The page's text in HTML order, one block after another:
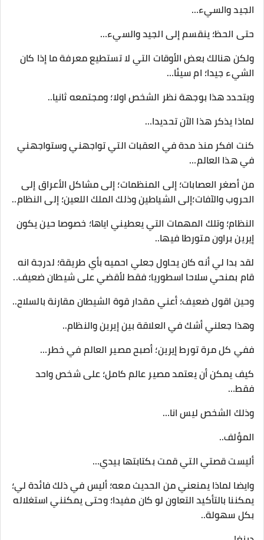
الجيد والسيء…
حتى الحظ؛ ينقسم إلى الجيد والسيء…
ولكن هنالك بعض الأوقات التي لا تستطيع معرفة ما إذا كان
الشيء جيدا؛ ام سيئا…
ويتحدد هذا بوجهة نظر الشخص اولا؛ ومجتمعه ثانيا..
لماذا يذكر هذا الآن تحديدا…
كنت افكر منذ مدة في العقبات التي تواجهني وستواجهني
في هذا العالم…
من أصغر العصابات؛ إلى المنظمات؛ إلى مشاكل الأعراق إلى
الحروب والآفات؛إلى الشياطين وذلك الملك اللعين؛ إلى النظام..
النظام؛ وتلك المهمات التي يعطيني اياها؛ خصوصا حين يكون
إيرين براون متورطا فيها..
لقد بدا لي أنه كان يحاول جعلي احميه بأي طريقة؛ لدرجة انه
قام بمنحي سلاحا اسطوريا؛ فقط لأقضي على شيطان ضعيف..
وحين اقول ضعيف؛ أعني مقدار قوة الشيطان مقارنة بالسلاح..
وهذا جعلني أشك في العلاقة بين إيرين والنظام..
ففي كل مرة تورط إيرين؛ أصبح مصير العالم في خطر…
كيف يمكن أن يعتمد مصير عالم كامل؛ على شخص واحد
فقط…
وذلك الشخص ليس انا…
المؤلف..
أليست قصتي التي قمت بكتابتها بيدي…
وايضا لماذا يمنعني من الحديث معه؛ أليس في ذلك فائدة لي؛
يمكننا بالتأكيد التعاون لو كان مفيدا؛ وحتى يمكنني استغلاله
بكل سهولة..